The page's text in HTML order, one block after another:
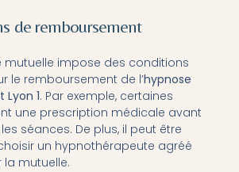
de remboursement
mutuelle impose des conditions
le remboursement de l’hypnose
1. Par exemple, certaines
une prescription médicale avant
séances. De plus, il peut être
un hypnothérapeute agréé
mutuelle.